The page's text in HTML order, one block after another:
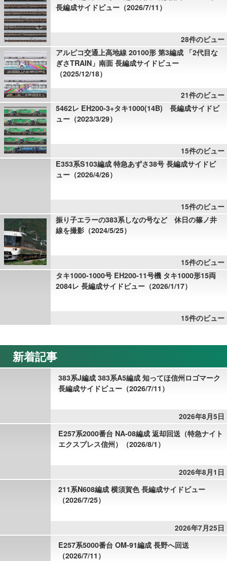
長編成サイドビュー（2026/7/11）
28件のビュー
アルピコ交通上高地線 20100形 第3編成 「2代目な
ぎさTRAIN」南面 長編成サイドビュー
（2025/12/18）
21件のビュー
5462レ EH200-3+タキ1000(14B) 長編成サイドビ
ュー（2023/3/29）
15件のビュー
E353系S103編成 特急あずさ38号 長編成サイドビ
ュー（2026/4/26）
15件のビュー
振り子エラーの383系しなの号など 休日の篠ノ井
線を撮影（2024/5/25）
15件のビュー
タキ1000-1000号 EH200-11号機 タキ1000形15両
2084レ 長編成サイドビュー（2026/1/17）
15件のビュー
新着記事
383系J編成 383系A5編成 知ってほ信州ロゴマーク
長編成サイドビュー（2026/7/11）
2026年8月5日
E257系2000番台 NA-08編成 返却回送（特急ナイト
エクスプレス信州）（2026/8/1）
2026年8月1日
211系N608編成 横須賀色 長編成サイドビュー
（2026/7/25）
2026年7月25日
E257系5000番台 OM-91編成 長野へ回送
（2026/7/11）